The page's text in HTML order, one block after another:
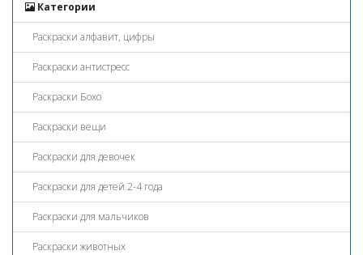
Категории
Раскраски алфавит, цифры
Раскраски антистресс
Раскраски Бохо
Раскраски вещи
Раскраски для девочек
Раскраски для детей 2-4 года
Раскраски для мальчиков
Раскраски животных